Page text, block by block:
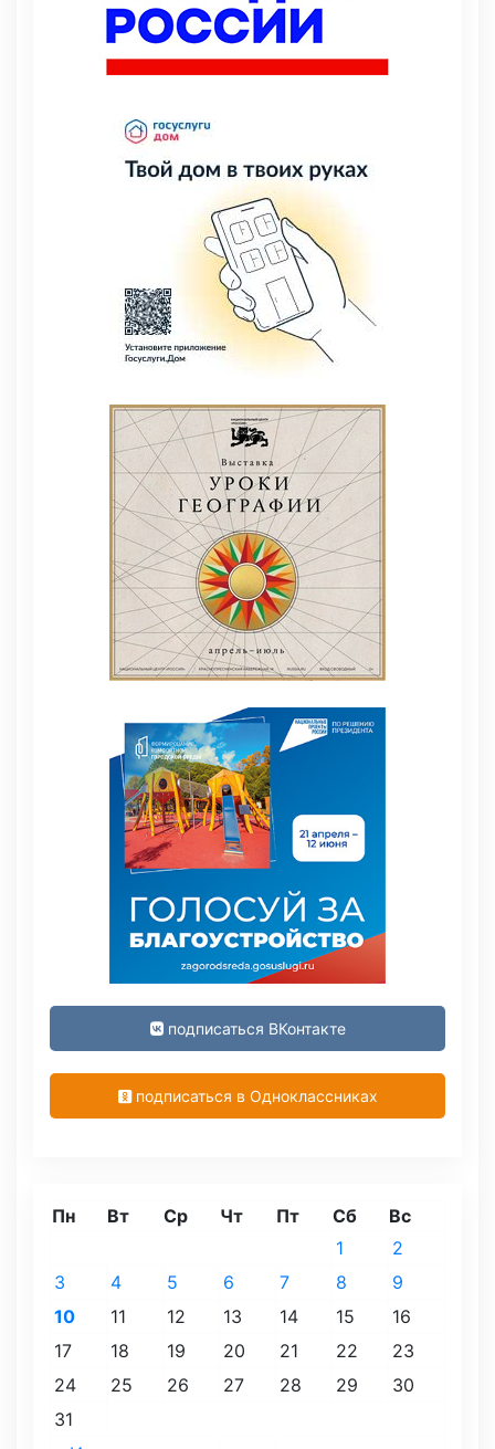
подписаться ВКонтакте
подписаться в Одноклассниках
Пн Вт Ср Чт Пт Сб Вс
1
2
3
4 5 6 7 8
9
10
11 12 13 14 15
16
17
18 19 20 21 22
23
24
25 26 27 28 29
30
31